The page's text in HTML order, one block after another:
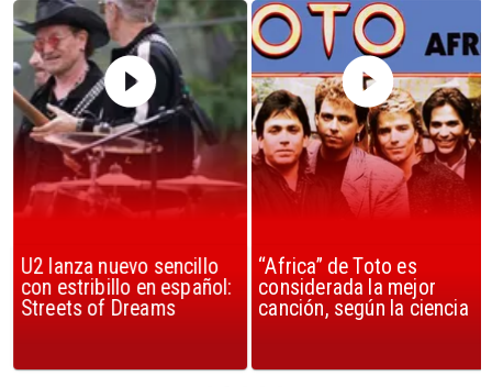
U2 lanza nuevo sencillo
con estribillo en español:
Streets of Dreams
“Africa” de Toto es
considerada la mejor
canción, según la ciencia